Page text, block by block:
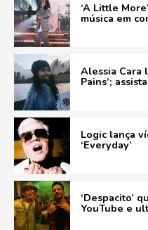
‘A Little
música em
Alessia Cara
Pains’; assista
Logic lança
‘Everyday’
‘Despacito’
YouTube e